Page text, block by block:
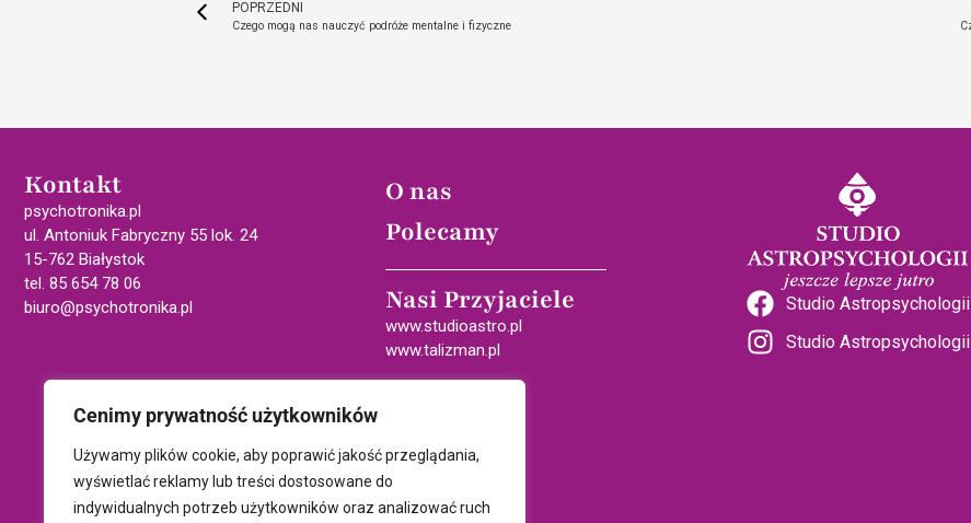
Cenimy prywatność użytkowników
Używamy plików cookie, aby poprawić jakość przeglądania,
wyświetlać reklamy lub treści dostosowane do
indywidualnych potrzeb użytkowników oraz analizować ruch
POPRZEDNI
Czego mogą nas nauczyć podróże mentalne i fizyczne
Kontakt
psychotronika.pl
ul. Antoniuk Fabryczny 55 lok. 24
15-762 Białystok
tel. 85 654 78 06
biuro@psychotronika.pl
O nas
Polecamy
Nasi Przyjaciele
www.studioastro.pl
www.talizman.pl
Studio Astropsychologii
Studio Astropsychologii